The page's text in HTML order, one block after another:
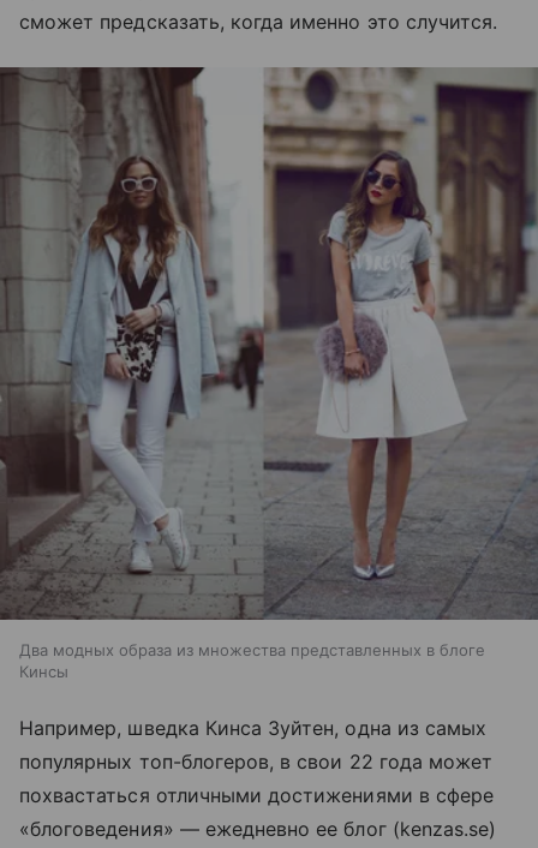
сможет предсказать, когда именно это случится.
Два модных образа из множества представленных в блоге
Кинсы
Например, шведка Кинса Зуйтен, одна из самых
популярных топ-блогеров, в свои 22 года может
похвастаться отличными достижениями в сфере
«блоговедения» — ежедневно ее блог (kenzas.se)